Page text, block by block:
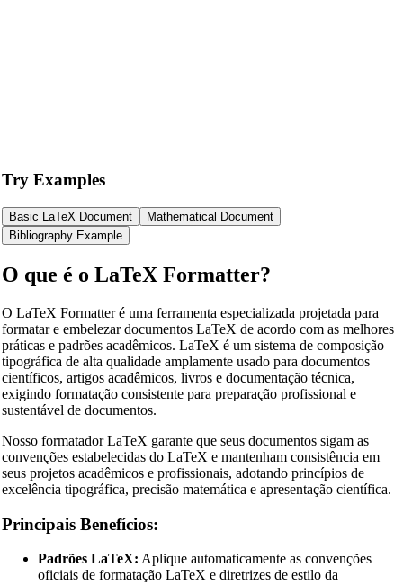
Try Examples
Basic LaTeX Document
Mathematical Document
Bibliography Example
O que é o LaTeX Formatter?
O LaTeX Formatter é uma ferramenta especializada projetada para
formatar e embelezar documentos LaTeX de acordo com as melhores
práticas e padrões acadêmicos. LaTeX é um sistema de composição
tipográfica de alta qualidade amplamente usado para documentos
científicos, artigos acadêmicos, livros e documentação técnica,
exigindo formatação consistente para preparação profissional e
sustentável de documentos.
Nosso formatador LaTeX garante que seus documentos sigam as
convenções estabelecidas do LaTeX e mantenham consistência em
seus projetos acadêmicos e profissionais, adotando princípios de
excelência tipográfica, precisão matemática e apresentação científica.
Principais Benefícios:
Padrões LaTeX: Aplique automaticamente as convenções
oficiais de formatação LaTeX e diretrizes de estilo da